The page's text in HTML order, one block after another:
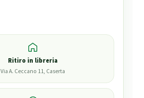
Ritiro in libreria
Via A. Ceccano 11, Caserta